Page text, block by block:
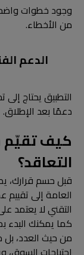
وجود خطوات
من الأخطاء.
الدعم
التطبيق يحتاج
دعمًا بعد الإطلاق.
كيف تقيّم
التعاقد؟
قبل حسم قرارك،
العامة إلى تقييم
التقني لا يعتمد
كما يمكنك البدء
من حيث العدد،